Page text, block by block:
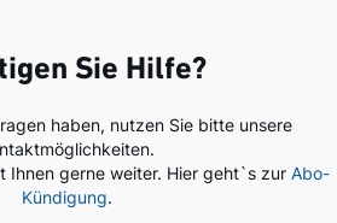
Sie Hilfe?
haben, nutzen Sie bitte unsere
Ihnen gerne weiter. Hier geht`s zur Abo-
Kündigung.